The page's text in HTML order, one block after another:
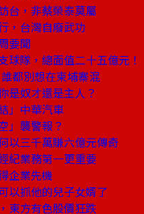
台，非蔡榮泰莫屬
，台灣自廢武功
要聞
球隊，總面值二十五億元！
都別想在柬埔寨混
是奴才還是主人？
」中華汽車
」襲警報？
以三千萬賺六億元傳奇
紀業務第一更重要
企業先機
以抓他的兒子女婿了
東方有色股價狂跌